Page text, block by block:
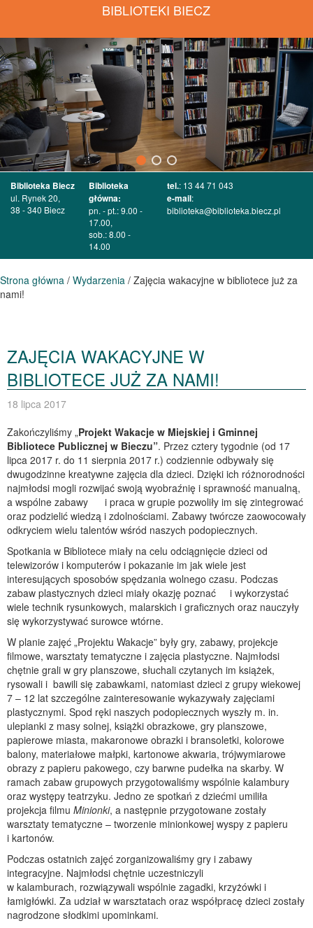
BIBLIOTEKI BIECZ
Biblioteka Biecz
ul. Rynek 20,
38 - 340 Biecz
Biblioteka
główna:
pn. - pt.: 9.00 -
17.00,
sob.: 8.00 -
14.00
tel.: 13 44 71 043
e-mail:
biblioteka@biblioteka.biecz.pl
Strona główna / Wydarzenia / Zajęcia wakacyjne w bibliotece już za
nami!
ZAJĘCIA WAKACYJNE W
BIBLIOTECE JUŻ ZA NAMI!
18 lipca 2017
Zakończyliśmy „Projekt Wakacje w Miejskiej i Gminnej
Bibliotece Publicznej w Bieczu”. Przez cztery tygodnie (od 17
lipca 2017 r. do 11 sierpnia 2017 r.) codziennie odbywały się
dwugodzinne kreatywne zajęcia dla dzieci. Dzięki ich różnorodności
najmłodsi mogli rozwijać swoją wyobraźnię i sprawność manualną,
a wspólne zabawy i praca w grupie pozwoliły im się zintegrować
oraz podzielić wiedzą i zdolnościami. Zabawy twórcze zaowocowały
odkryciem wielu talentów wśród naszych podopiecznych.
Spotkania w Bibliotece miały na celu odciągnięcie dzieci od
telewizorów i komputerów i pokazanie im jak wiele jest
interesujących sposobów spędzania wolnego czasu. Podczas
zabaw plastycznych dzieci miały okazję poznać i wykorzystać
wiele technik rysunkowych, malarskich i graficznych oraz nauczyły
się wykorzystywać surowce wtórne.
W planie zajęć „Projektu Wakacje” były gry, zabawy, projekcje
filmowe, warsztaty tematyczne i zajęcia plastyczne. Najmłodsi
chętnie grali w gry planszowe, słuchali czytanych im książek,
rysowali i bawili się zabawkami, natomiast dzieci z grupy wiekowej
7 – 12 lat szczególne zainteresowanie wykazywały zajęciami
plastycznymi. Spod ręki naszych podopiecznych wyszły m. in.
ulepianki z masy solnej, książki obrazkowe, gry planszowe,
papierowe miasta, makaronowe obrazki i bransoletki, kolorowe
balony, materiałowe małpki, kartonowe akwaria, trójwymiarowe
obrazy z papieru pakowego, czy barwne pudełka na skarby. W
ramach zabaw grupowych przygotowaliśmy wspólnie kalambury
oraz występy teatrzyku. Jedno ze spotkań z dziećmi umiliła
projekcja filmu Minionki, a następnie przygotowane zostały
warsztaty tematyczne – tworzenie minionkowej wyspy z papieru
i kartonów.
Podczas ostatnich zajęć zorganizowaliśmy gry i zabawy
integracyjne. Najmłodsi chętnie uczestniczyli
w kalamburach, rozwiązywali wspólnie zagadki, krzyżówki i
łamigłówki. Za udział w warsztatach oraz współpracę dzieci zostały
nagrodzone słodkimi upominkami.